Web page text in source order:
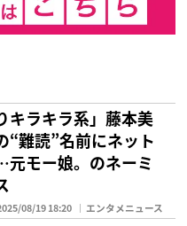
キラキラ系」藤本美
難読”名前にネット
モー娘。のネーミ
08/19 18:20 エンタメニュース